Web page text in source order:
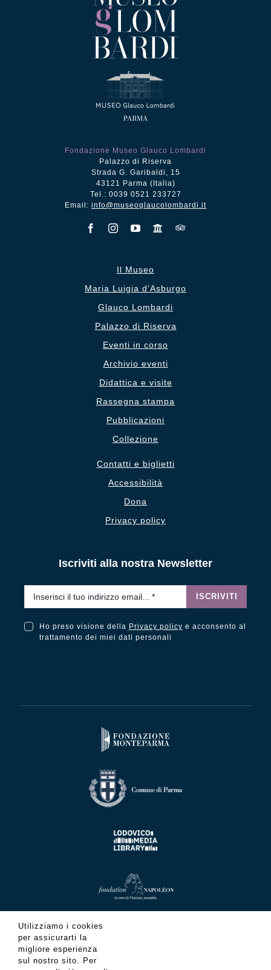
Fondazione Museo Glauco Lombardi
Palazzo di Riserva
Strada G. Garibaldi, 15
43121 Parma (Italia)
Tel.: 0039 0521 233727
Email: info@museoglaucolombardi.it
Il Museo
Maria Luigia d’Asburgo
Glauco Lombardi
Palazzo di Riserva
Eventi in corso
Archivio eventi
Didattica e visite
Rassegna stampa
Pubblicazioni
Collezione
Contatti e biglietti
Accessibilità
Dona
Privacy policy
Iscriviti alla nostra Newsletter
ISCRIVITI
Ho preso visione della Privacy policy e acconsento al
trattamento dei miei dati personali
Utilizziamo i cookies
per assicurarti la
migliore esperienza
sul nostro sito. Per